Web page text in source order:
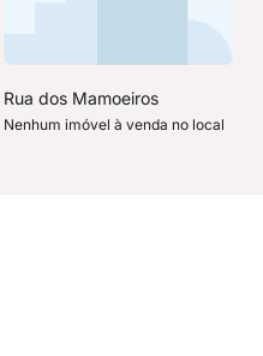
Rua dos Mamoeiros
Nenhum imóvel à venda no local